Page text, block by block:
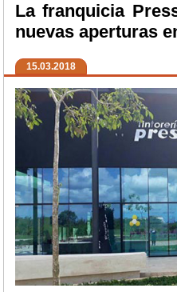
La franquicia
nuevas aperturas
15.03.2018